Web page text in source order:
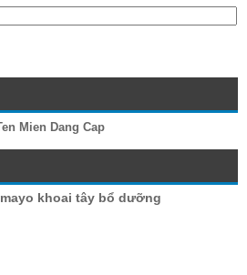
khoai tây bổ dưỡng